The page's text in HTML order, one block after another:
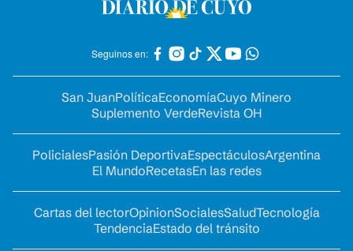
Seguinos en:
San JuanPolíticaEconomíaCuyo Minero
Suplemento VerdeRevista OH
PolicialesPasión DeportivaEspectáculosArgentina
El MundoRecetasEn las redes
Cartas del lectorOpinionSocialesSaludTecnología
TendenciaEstado del tránsito